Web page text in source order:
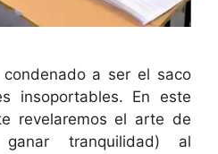
condenado a ser el saco
insoportables. En este
revelaremos el arte de
tranquilidad) al